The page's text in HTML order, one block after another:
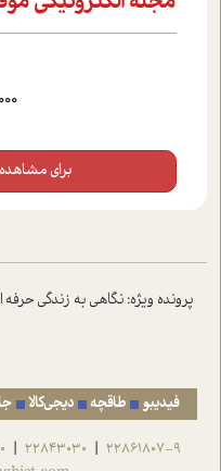
برای
پرونده ویژه: نگاهی به زندگی حرفه
فیدیبو طاقچه دیجی‌کالا
22861807-9
|
22843030
|